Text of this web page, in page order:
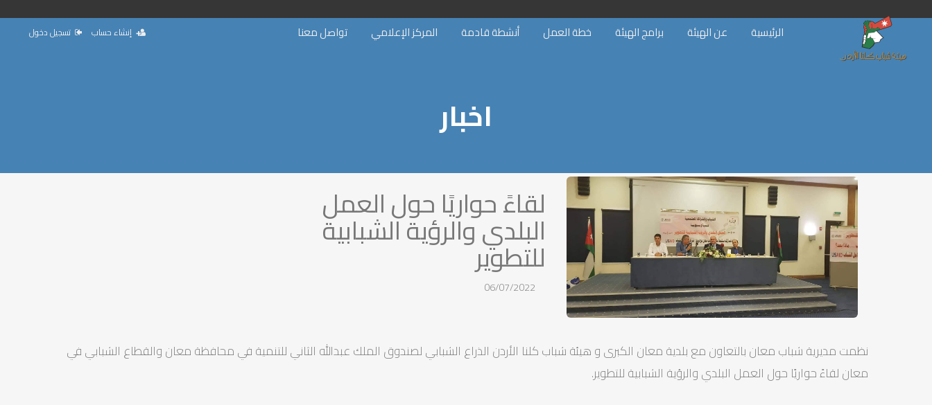
الرئيسية عن الهيئة برامج الهيئة خطة العمل أنشطة قادمة المركز الإعلامي تواصل معنا إنشاء حساب تسجيل دخول
اخبار
لقاءً حواريًا حول العمل
البلدي والرؤية الشبابية
للتطوير
06/07/2022
نظمت مديرية شباب معان بالتعاون مع بلدية معان الكبرى و هيئة شباب كلنا الأردن الذراع الشبابي لصندوق الملك عبدالله الثاني للتنمية في محافظة معان والقطاع الشبابي في
معان لقاءً حواريًا حول العمل البلدي والرؤية الشبابية للتطوير.